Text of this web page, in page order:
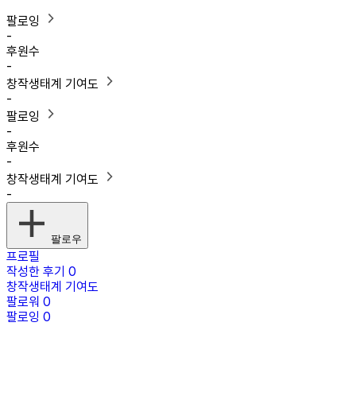
팔로잉
-
후원수
-
창작생태계 기여도
-
팔로잉
-
후원수
-
창작생태계 기여도
-
팔로우
프로필
작성한 후기 0
창작생태계 기여도
팔로워 0
팔로잉 0